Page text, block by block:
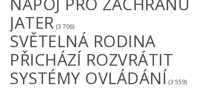
JATER (3 706)
SVĚTELNÁ RODINA
PŘICHÁZÍ ROZVRÁTIT
SYSTÉMY OVLÁDÁNÍ (3 559)